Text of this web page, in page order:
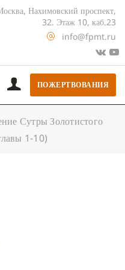
Нахимовский проспект,
32. Этаж 10, каб.23
info@fpmt.ru
ПОЖЕРТВОВАНИЯ
Сутры Золотистого
1-10)